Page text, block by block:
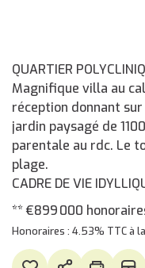
QUARTIER
Magnifique villa au
réception donnant
jardin paysagé de
parentale au rdc. Le
plage.
CADRE DE VIE
** €899 000
Honoraires : 4.53% TTC à